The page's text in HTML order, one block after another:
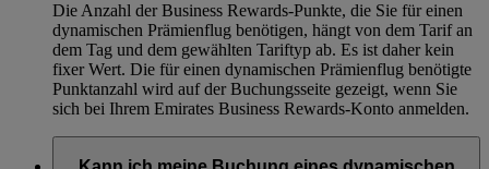
Die Anzahl der Business Rewards-Punkte, die Sie für einen
dynamischen Prämienflug benötigen, hängt von dem Tarif an
dem Tag und dem gewählten Tariftyp ab. Es ist daher kein
fixer Wert. Die für einen dynamischen Prämienflug benötigte
Punktanzahl wird auf der Buchungsseite gezeigt, wenn Sie
sich bei Ihrem Emirates Business Rewards-Konto anmelden.